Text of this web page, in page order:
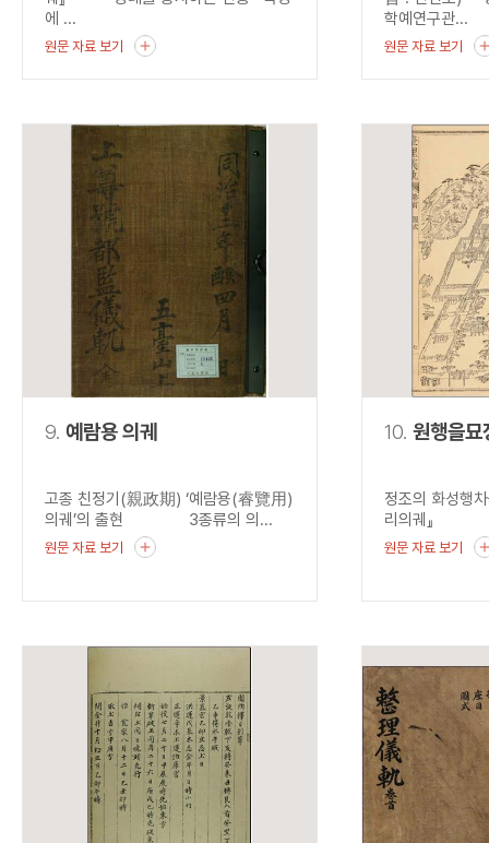
에 ...
원문 자료 보기
학예연구관...
원문 자료 보기
9. 예람용 의궤
고종 친정기(親政期) ‘예람용(睿覽用)
의궤’의 출현 3종류의 의...
원문 자료 보기
10. 원행을묘
정조의 화성행
리의궤』
원문 자료 보기